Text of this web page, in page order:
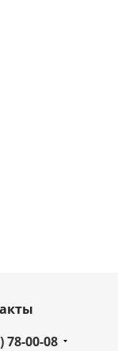
78-00-08